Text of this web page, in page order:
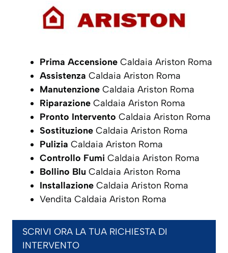
Prima Accensione Caldaia Ariston Roma
Assistenza Caldaia Ariston Roma
Manutenzione Caldaia Ariston Roma
Riparazione Caldaia Ariston Roma
Pronto Intervento Caldaia Ariston Roma
Sostituzione Caldaia Ariston Roma
Pulizia Caldaia Ariston Roma
Controllo Fumi Caldaia Ariston Roma
Bollino Blu Caldaia Ariston Roma
Installazione Caldaia Ariston Roma
Vendita Caldaia Ariston Roma
SCRIVI ORA LA TUA RICHIESTA DI
INTERVENTO